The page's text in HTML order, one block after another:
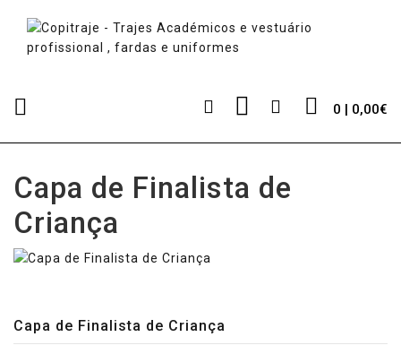
0 | 0,00€
Capa de Finalista de
Criança
Capa de Finalista de Criança